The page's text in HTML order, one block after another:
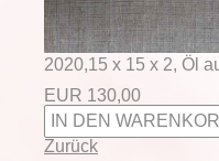
2020,15 x 15 x 2, Öl
EUR 130,00
Zurück